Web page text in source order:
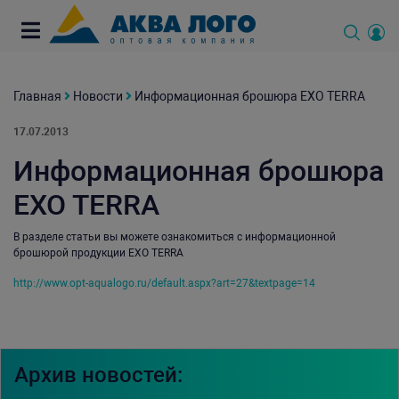
Главная Новости Информационная брошюра EXO TERRA
17.07.2013
Информационная брошюра
EXO TERRA
В разделе статьи вы можете ознакомиться с информационной
брошюрой продукции EXO TERRA
http://www.opt-aqualogo.ru/default.aspx?art=27&textpage=14
Архив новостей: